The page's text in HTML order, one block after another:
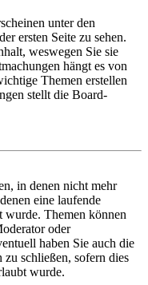
unter den
ersten Seite zu sehen.
weswegen Sie sie
hängt es von
Themen erstellen
stellt die Board-
in denen nicht mehr
eine laufende
wurde. Themen können
oder
haben Sie auch die
schließen, sofern dies
wurde.